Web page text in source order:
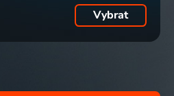
Vybrat